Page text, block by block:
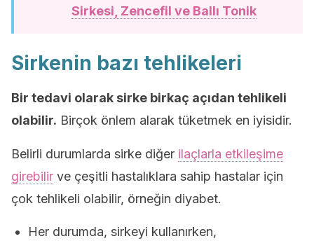
Sirkesi, Zencefil ve Ballı Tonik
Sirkenin bazı tehlikeleri
Bir tedavi olarak sirke birkaç açıdan tehlikeli
olabilir. Birçok önlem alarak tüketmek en iyisidir.
Belirli durumlarda sirke diğer ilaçlarla etkileşime
girebilir ve çeşitli hastalıklara sahip hastalar için
çok tehlikeli olabilir, örneğin diyabet.
Her durumda, sirkeyi kullanırken,